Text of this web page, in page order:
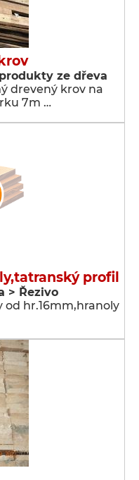
ze dřeva
drevený krov na
7m …
profil
> Řezivo
hr.16mm,hranoly